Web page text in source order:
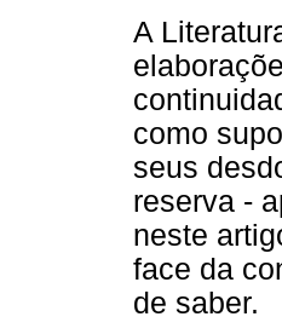
A
como
seus
reserva -
neste
face da
de saber.